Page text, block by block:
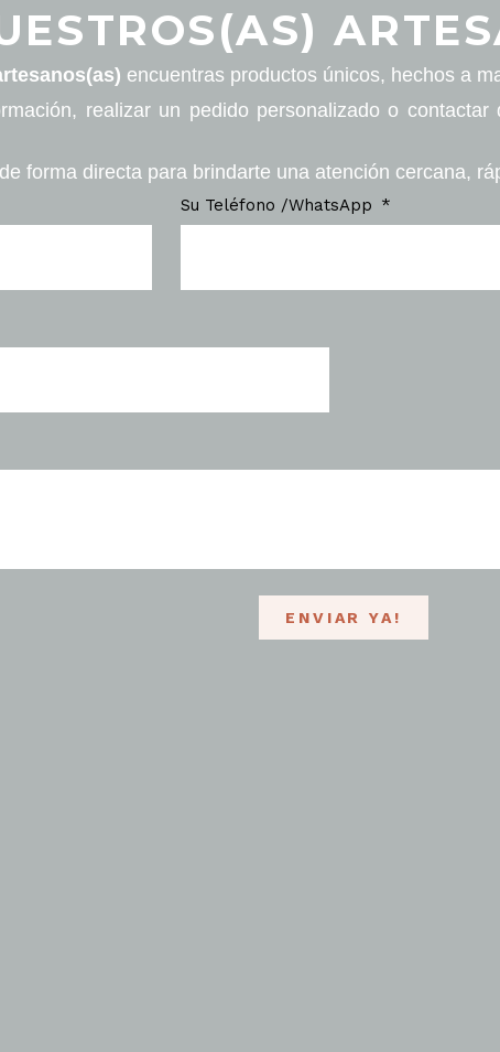
encuentras productos únicos, hechos a
realizar un pedido personalizado o
forma directa para brindarte una atención cercana,
Su Teléfono /WhatsApp
ENVIAR YA!